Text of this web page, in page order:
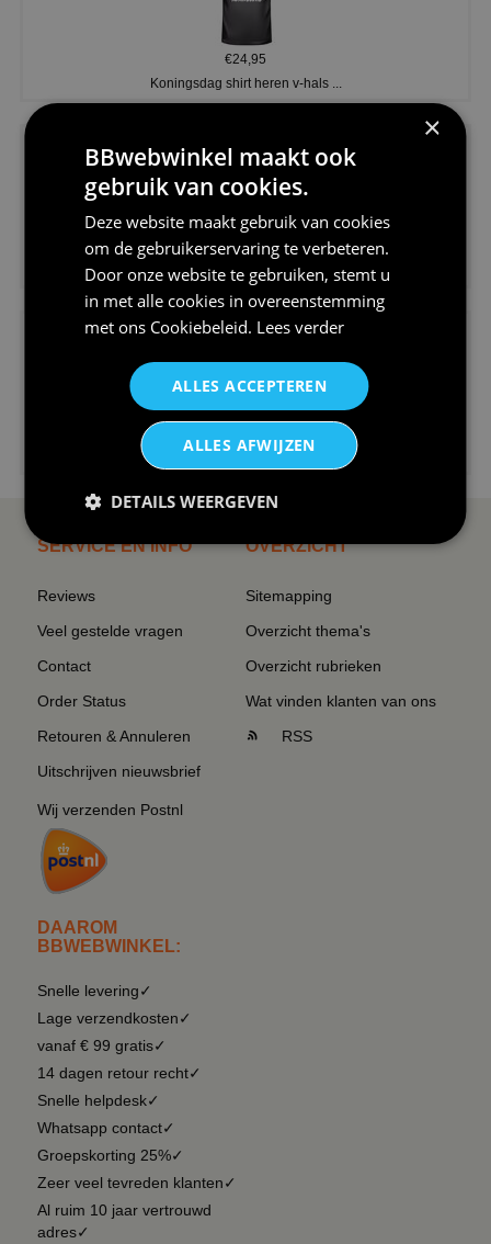
€24,95
Koningsdag shirt heren v-hals ...
€24,95
V-hals shirt rood wit blauw st...
I love korfbal t-shirt sport s...
SERVICE EN INFO
Reviews
Veel gestelde vragen
Contact
Order Status
Retouren & Annuleren
Uitschrijven nieuwsbrief
Wij verzenden Postnl
DAAROM
BBWEBWINKEL:
Snelle levering✓
Lage verzendkosten✓
vanaf € 99 gratis✓
14 dagen retour recht✓
Snelle helpdesk✓
Whatsapp contact✓
Groepskorting 25%✓
Zeer veel tevreden klanten✓
Al ruim 10 jaar vertrouwd
adres✓
OVERZICHT
Sitemapping
Overzicht thema's
Overzicht rubrieken
Wat vinden klanten van ons
RSS
×
BBwebwinkel maakt ook
gebruik van cookies.
Deze website maakt gebruik van cookies
om de gebruikerservaring te verbeteren.
Door onze website te gebruiken, stemt u
in met alle cookies in overeenstemming
met ons Cookiebeleid. Lees verder
ALLES ACCEPTEREN
ALLES AFWIJZEN
DETAILS WEERGEVEN